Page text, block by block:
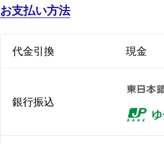
お支払い方法
代金引換 現金
銀行振込